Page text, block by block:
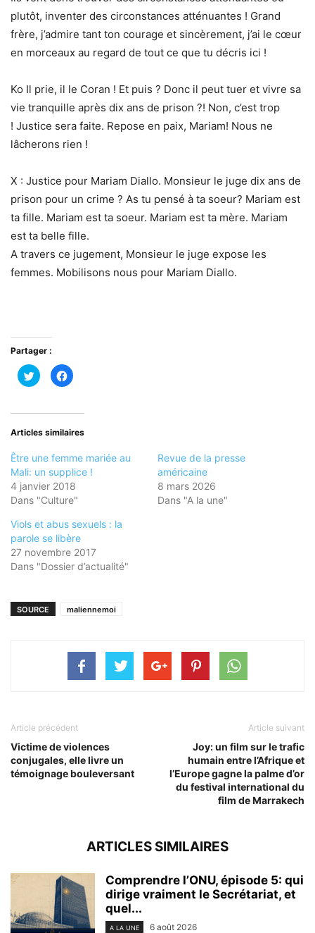
plutôt, inventer des circonstances atténuantes ! Grand
frère, j’admire tant ton courage et sincèrement, j’ai le cœur
en morceaux au regard de tout ce que tu décris ici !
Ko Il prie, il le Coran ! Et puis ? Donc il peut tuer et vivre sa
vie tranquille après dix ans de prison ?! Non, c’est trop
! Justice sera faite. Repose en paix, Mariam! Nous ne
lâcherons rien !
X : Justice pour Mariam Diallo. Monsieur le juge dix ans de
prison pour un crime ? As tu pensé à ta soeur? Mariam est
ta fille. Mariam est ta soeur. Mariam est ta mère. Mariam
est ta belle fille.
A travers ce jugement, Monsieur le juge expose les
femmes. Mobilisons nous pour Mariam Diallo.
Partager :
Cliquez
pour
partager
dans
nouvelle
Cliquez
pour
dans
nouvelle
Articles similaires
Être une femme mariée au
Mali: un supplice !
4 janvier 2018
Dans "Culture"
Revue de la presse
américaine
8 mars 2026
Dans "A la une"
Viols et abus sexuels : la
parole se libère
27 novembre 2017
Dans "Dossier d’actualité"
SOURCE maliennemoi
Article précédent
Victime de violences
conjugales, elle livre un
témoignage bouleversant
Article suivant
Joy: un film sur le trafic
humain entre l’Afrique et
l’Europe gagne la palme d’or
du festival international du
film de Marrakech
ARTICLES SIMILAIRES
Comprendre l’ONU, épisode 5: qui
dirige vraiment le Secrétariat, et
quel...
A LA UNE 6 août 2026